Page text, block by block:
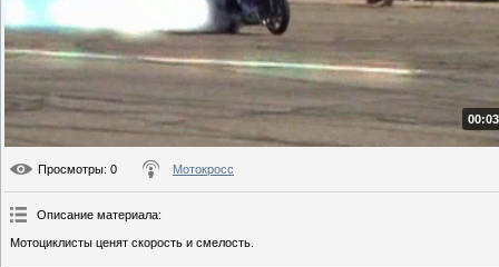
Просмотры: 0 Мотокросс
Описание материала:
Мотоциклисты ценят скорость и смелость.